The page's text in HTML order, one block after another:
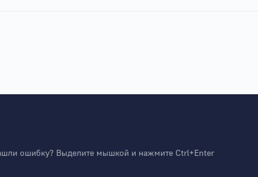
ошибку? Выделите мышкой и нажмите Ctrl+Enter